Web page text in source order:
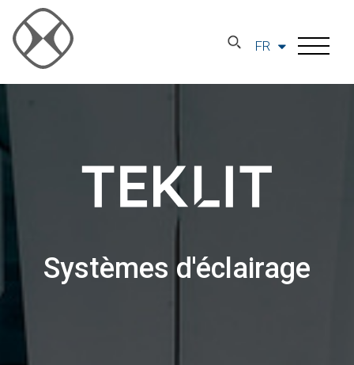
FR
Systèmes d'éclairage